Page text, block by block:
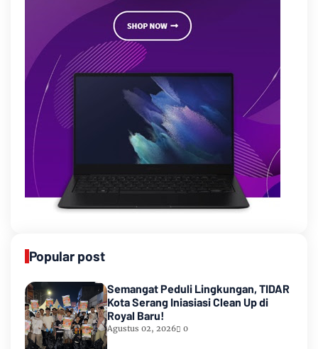
Popular post
Semangat Peduli Lingkungan, TIDAR
Kota Serang Iniasiasi Clean Up di
Royal Baru!
Agustus 02, 2026 0